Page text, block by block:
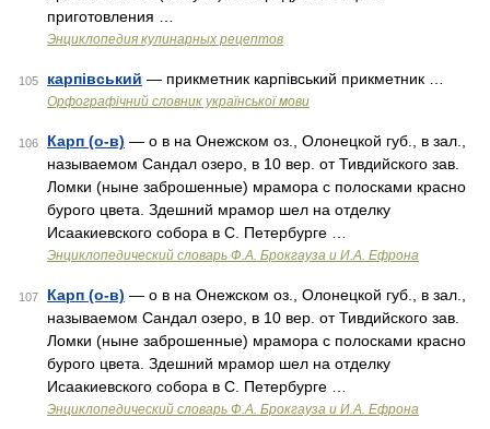
приготовления …
Энциклопедия кулинарных рецептов
105 карпівський — прикметник карпівський прикметник …
Орфографічний словник української мови
106 Карп (о-в) — о в на Онежском оз., Олонецкой губ., в зал.,
называемом Сандал озеро, в 10 вер. от Тивдийского зав.
Ломки (ныне заброшенные) мрамора с полосками красно
бурого цвета. Здешний мрамор шел на отделку
Исаакиевского собора в С. Петербурге …
Энциклопедический словарь Ф.А. Брокгауза и И.А. Ефрона
107 Карп (о-в) — о в на Онежском оз., Олонецкой губ., в зал.,
называемом Сандал озеро, в 10 вер. от Тивдийского зав.
Ломки (ныне заброшенные) мрамора с полосками красно
бурого цвета. Здешний мрамор шел на отделку
Исаакиевского собора в С. Петербурге …
Энциклопедический словарь Ф.А. Брокгауза и И.А. Ефрона